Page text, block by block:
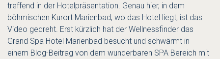
treffend in der Hotelpräsentation. Genau hier, in dem
böhmischen Kurort Marienbad, wo das Hotel liegt, ist das
Video gedreht. Erst kürzlich hat der Wellnessfinder das
Grand Spa Hotel Marienbad besucht und schwärmt in
einem Blog-Beitrag von dem wunderbaren SPA Bereich mit